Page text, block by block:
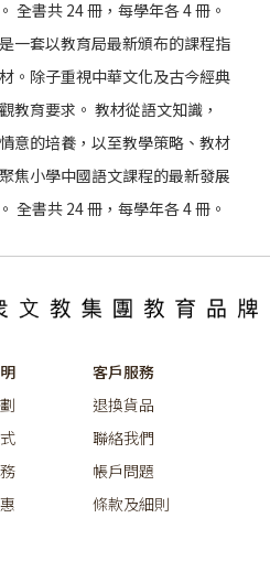
全書共 24 冊，每學年各 4 冊。
一套以教育局最新頒布的課程指
。除子重視中華文化及古今經典
教育要求。 教材從語文知識，
意的培養，以至教學策略、教材
焦小學中國語文課程的最新發展
全書共 24 冊，每學年各 4 冊。
客戶服務
退換貨品
聯絡我們
帳戶問題
條款及細則